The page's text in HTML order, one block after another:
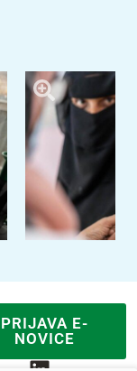
PRIJAVA E-
NOVICE